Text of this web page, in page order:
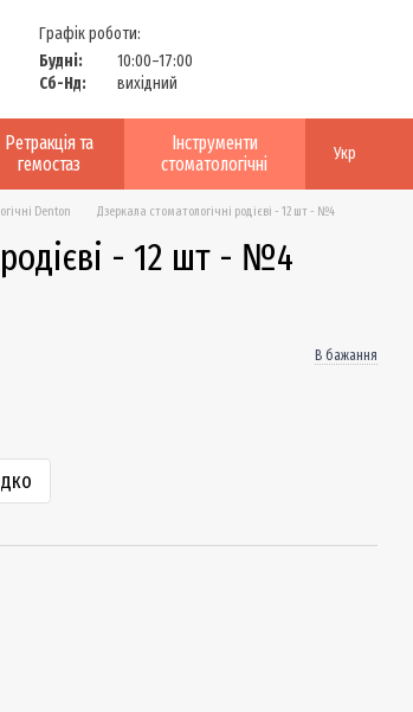
Графік роботи:
Будні:
10:00–17:00
Сб-Нд:
вихідний
Ретракція та
гемостаз
Інструменти
стоматологічні
Укр
Denton Дзеркала стоматологічні родієві - 12 шт - №4
- 12 шт - №4
В бажання